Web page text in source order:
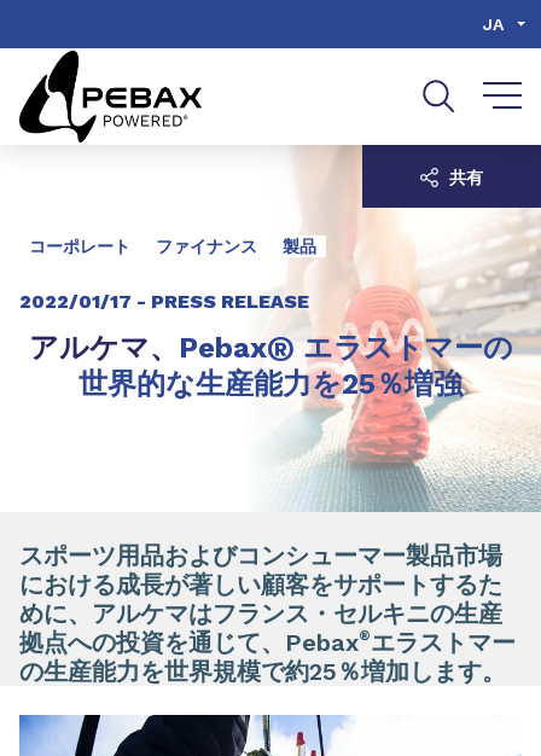
JA
コーポレート ファイナンス 製品
2022/01/17 - PRESS RELEASE
アルケマ、 Pebax®エラストマーの
世界的な生産能力を25％増強
共有
スポーツ用品およびコンシューマー製品市場
における成長が著しい顧客をサポートするた
めに、アルケマはフランス・セルキニの生産
拠点への投資を通じて、Pebax®エラストマー
の生産能力を世界規模で約25％増加します。